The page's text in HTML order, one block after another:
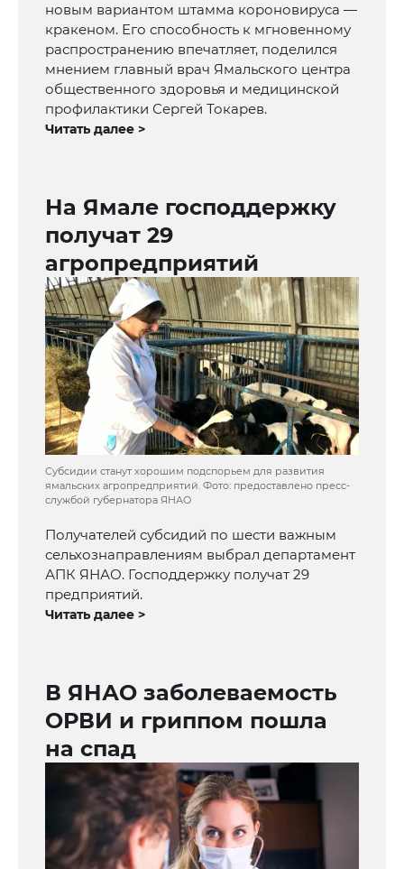
новым вариантом штамма короновируса —
кракеном. Его способность к мгновенному
распространению впечатляет, поделился
мнением главный врач Ямальского центра
общественного здоровья и медицинской
профилактики Сергей Токарев.
Читать далее >
На Ямале господдержку
получат 29
агропредприятий
Субсидии станут хорошим подспорьем для развития
ямальских агропредприятий. Фото: предоставлено пресс-
службой губернатора ЯНАО
Получателей субсидий по шести важным
сельхознаправлениям выбрал департамент
АПК ЯНАО. Господдержку получат 29
предприятий.
Читать далее >
В ЯНАО заболеваемость
ОРВИ и гриппом пошла
на спад